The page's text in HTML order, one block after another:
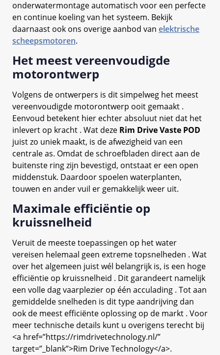
onderwatermontage automatisch voor een perfecte
en continue koeling van het systeem. Bekijk
daarnaast ook ons overige aanbod van elektrische
scheepsmotoren.
Het meest vereenvoudigde
motorontwerp
Volgens de ontwerpers is dit simpelweg het meest
vereenvoudigde motorontwerp ooit gemaakt .
Eenvoud betekent hier echter absoluut niet dat het
inlevert op kracht . Wat deze Rim Drive Vaste POD
juist zo uniek maakt, is de afwezigheid van een
centrale as. Omdat de schroefbladen direct aan de
buitenste ring zijn bevestigd, ontstaat er een open
middenstuk. Daardoor spoelen waterplanten,
touwen en ander vuil er gemakkelijk weer uit.
Maximale efficiëntie op
kruissnelheid
Veruit de meeste toepassingen op het water
vereisen helemaal geen extreme topsnelheden . Wat
over het algemeen juist wél belangrijk is, is een hoge
efficiëntie op kruissnelheid . Dit garandeert namelijk
een volle dag vaarplezier op één acculading . Tot aan
gemiddelde snelheden is dit type aandrijving dan
ook de meest efficiënte oplossing op de markt . Voor
meer technische details kunt u overigens terecht bij
<a href=”https://rimdrivetechnology.nl/”
target=”_blank”>Rim Drive Technology</a>.